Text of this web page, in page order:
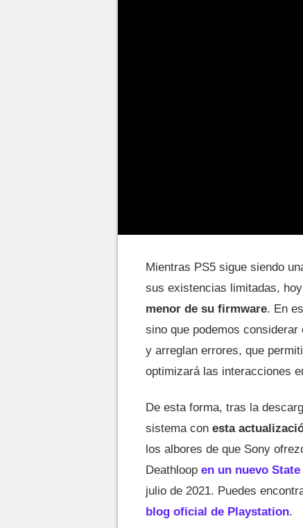
Mientras PS5 sigue siendo
sus existencias limitadas,
menor de su firmware. En
sino que podemos
y arreglan errores, que
optimizará las interacciones
De esta forma, tras la
sistema con esta
los albores de que Sony
Deathloop en un nuevo
julio de 2021. Puedes
blog oficial de Playstation.